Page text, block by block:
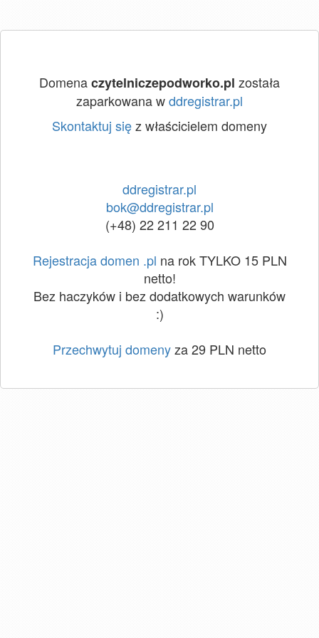
Domenaczytelniczepodworko.pl została
zaparkowana wddregistrar.pl
Skontaktuj sięz właścicielem domeny
ddregistrar.pl
bok@ddregistrar.pl
(+48) 22 211 22 90
Rejestracja domen .pl na rok TYLKO 15 PLN
netto!
Bez haczyków i bez dodatkowych warunków
:)
Przechwytuj domenyza 29 PLN netto